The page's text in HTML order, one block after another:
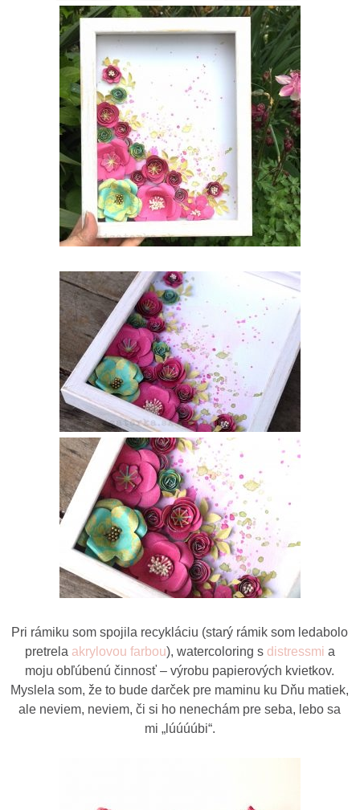
Pri rámiku som spojila recykláciu (starý rámik som ledabolo
pretrela akrylovou farbou), watercoloring s distressmi a
moju obľúbenú činnosť – výrobu papierových kvietkov.
Myslela som, že to bude darček pre maminu ku Dňu matiek,
ale neviem, neviem, či si ho nenechám pre seba, lebo sa
mi „lúúúúbi“.